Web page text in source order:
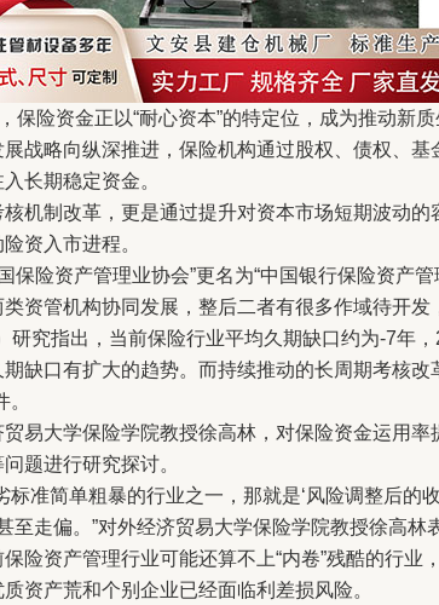
险资金正以“耐心资本”的特定位，成为推动新
战略向纵深推进，保险机构通过股权、债权、基
长期稳定资金。
制改革，更是通过提升对资本市场短期波动的
资入市进程。
险资产管理业协会”更名为“中国银行保险资产管
资管机构协同发展，整后二者有很多作域待开发
究指出，当前保险行业平均久期缺口约为-7年，
缺口有扩大的趋势。而持续推动的长周期考核改
大学保险学院教授徐高林，对保险资金运用率
题进行研究探讨。
准简单粗暴的行业之一，那就是‘风险调整后的
至走偏。”对外经济贸易大学保险学院教授徐高林
险资产管理行业可能还算不上“内卷”残酷的行业
资产荒和个别企业已经面临利差损风险。